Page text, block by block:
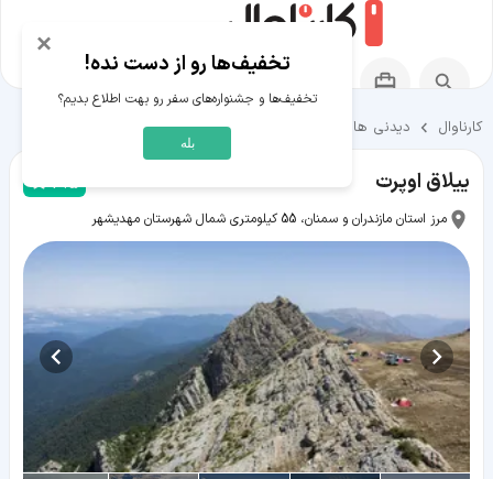
کارناوال دیدنی ها و تفریحات دیدنی ها و تفریحات استان سمنان
ییلاق اوپرت 4.5
مرز استان مازندران و سمنان، 55 کیلومتری شمال شهرستان مهدیشهر
×
تخفیف‌ها رو از دست نده!
تخفیف‌ها و جشنواره‌های سفر رو بهت اطلاع بدیم؟
بله